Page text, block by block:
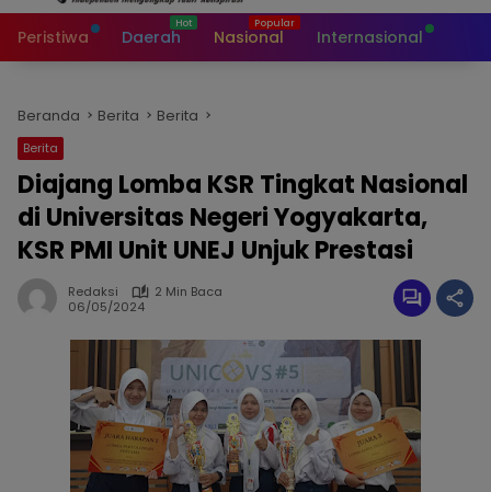
Peristiwa Daerah Nasional Internasional
Beranda Berita Berita
Berita
Diajang Lomba KSR Tingkat Nasional
di Universitas Negeri Yogyakarta,
KSR PMI Unit UNEJ Unjuk Prestasi
Redaksi
2 Min Baca
06/05/2024